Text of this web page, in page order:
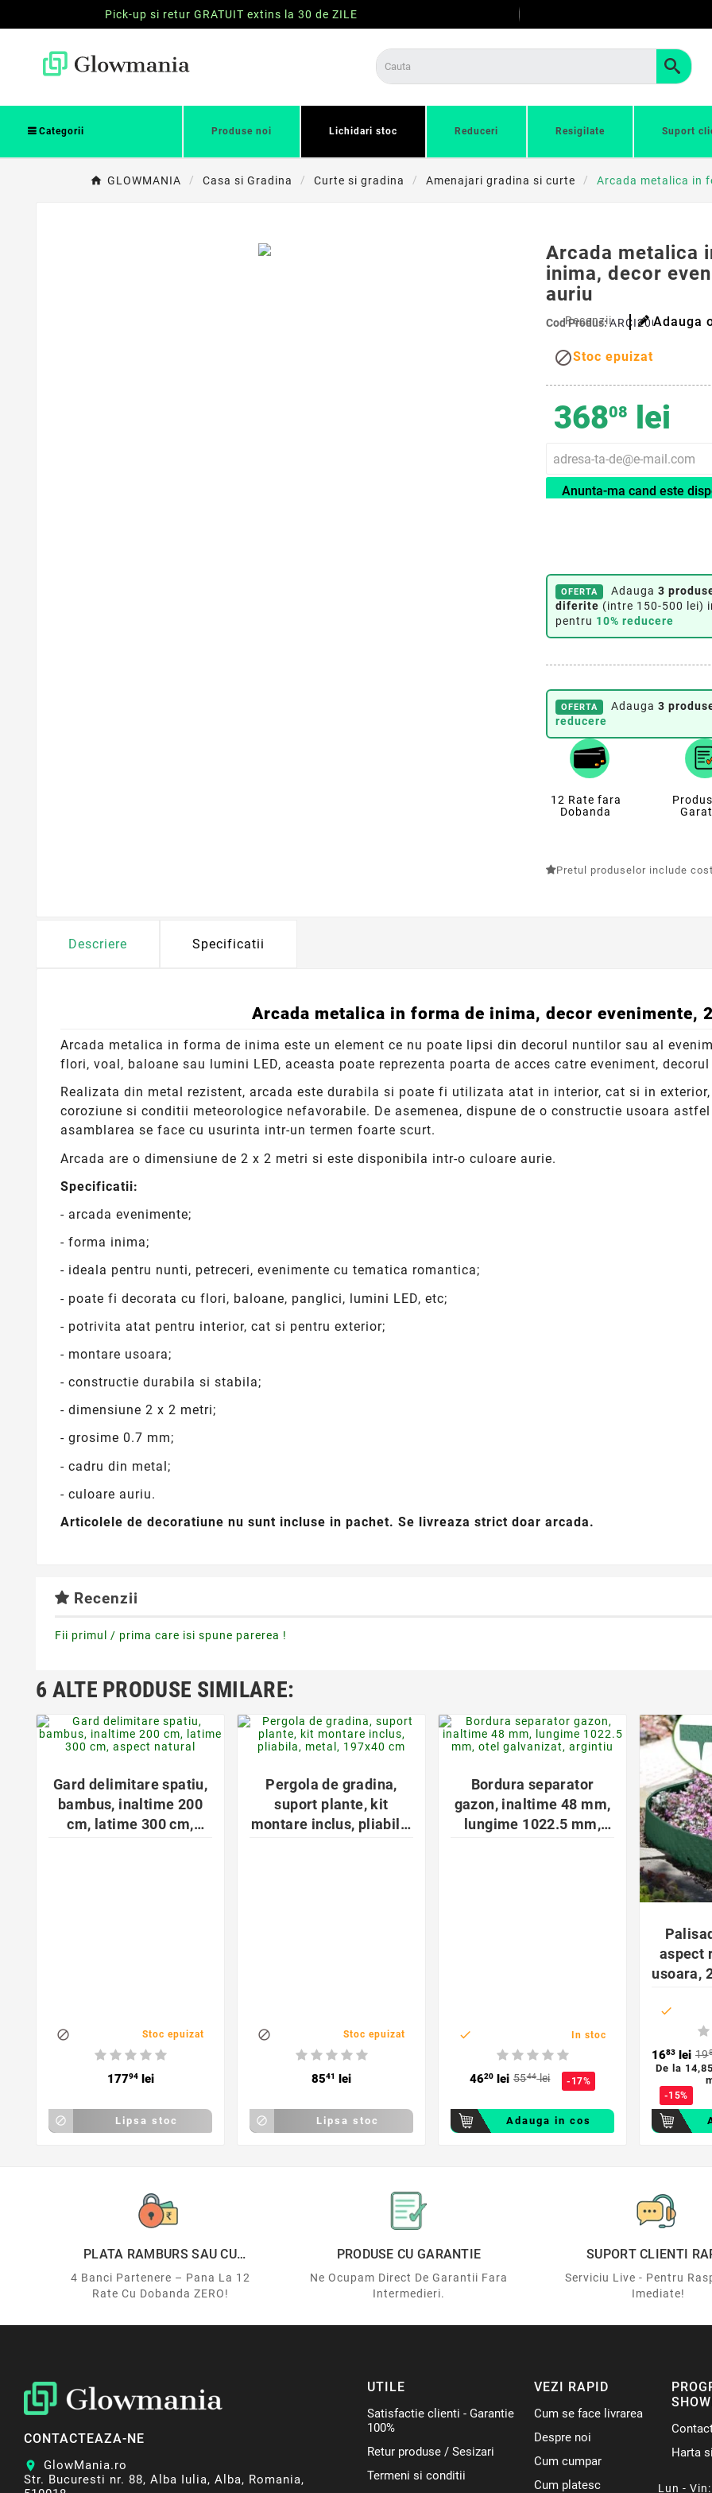
Pick-up si retur GRATUIT extins la 30 de ZILE
Categorii Produse noi Lichidari stoc Reduceri Resigilate Suport
GLOWMANIA Casa si Gradina Curte si gradina Amenajari gradina si curte Arcada metalica in
Arcada metalica
inima, decor
auriu
Cod Produs:ARCI200
Recenzii Adauga
Stoc epuizat
36808 lei
Anunta-ma cand este
OFERTA Adauga 3
diferite (intre 150-500 lei)
pentru 10% reducere
OFERTA Adauga 3
reducere
12 Rate fara
Dobanda
Pretul produselor include
Descriere Specificatii
Arcada metalica in forma de inima, decor evenimente,
Arcada metalica in forma de inima este un element ce nu poate lipsi din decorul nuntilor sau al
flori, voal, baloane sau lumini LED, aceasta poate reprezenta poarta de acces catre eveniment,
Realizata din metal rezistent, arcada este durabila si poate fi utilizata atat in interior, cat si in
coroziune si conditii meteorologice nefavorabile. De asemenea, dispune de o constructie usoara
asamblarea se face cu usurinta intr-un termen foarte scurt.
Arcada are o dimensiune de 2 x 2 metri si este disponibila intr-o culoare aurie.
Specificatii:
- arcada evenimente;
- forma inima;
- ideala pentru nunti, petreceri, evenimente cu tematica romantica;
- poate fi decorata cu flori, baloane, panglici, lumini LED, etc;
- potrivita atat pentru interior, cat si pentru exterior;
- montare usoara;
- constructie durabila si stabila;
- dimensiune 2 x 2 metri;
- grosime 0.7 mm;
- cadru din metal;
- culoare auriu.
Articolele de decoratiune nu sunt incluse in pachet. Se livreaza strict doar arcada.
Recenzii
Fii primul / prima care isi spune parerea !
6 ALTE PRODUSE SIMILARE:
favorite_border
Gard delimitare spatiu,
bambus, inaltime 200
cm, latime 300 cm,
 Stoc epuizat
17794lei
 Lipsa stoc
favorite_border
Pergola de gradina,
suport plante, kit
montare inclus, pliabila,
 Stoc epuizat
8541 lei
 Lipsa stoc
favorite_border
Bordura separator
gazon, inaltime 48 mm,
lungime 1022.5 mm,
 In stoc
4620lei 5544lei -17%
Adauga in cos
aspect
usoara,

1683 lei 19
De la
-15%
PLATA RAMBURS SAU CU
4 Banci Partenere – Pana La 12
Rate Cu Dobanda ZERO!
PRODUSE CU GARANTIE
Ne Ocupam Direct De Garantii Fara
Intermedieri.
SUPORT CLIENTI
Serviciu Live - Pentru
Imediate!
CONTACTEAZA-NE
location_on
GlowMania.ro
Str. Bucuresti nr. 88, Alba Iulia, Alba, Romania,
UTILE
Satisfactie clienti - Garantie
100%
Retur produse / Sesizari
Termeni si conditii
VEZI RAPID
Cum se face livrarea
Despre noi
Cum cumpar
Cum platesc
Harta
Lun -